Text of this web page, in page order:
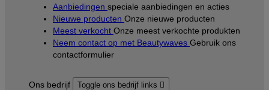
Aanbiedingen speciale aanbiedingen en acties
Nieuwe producten Onze nieuwe producten
Meest verkocht Onze meest verkochte produkten
Neem contact op met Beautywaves Gebruik ons
contactformulier
Ons bedrijf Toggle ons bedrijf links 